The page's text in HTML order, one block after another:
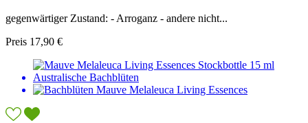
gegenwärtiger Zustand: - Arroganz - andere nicht...
Preis 17,90 €